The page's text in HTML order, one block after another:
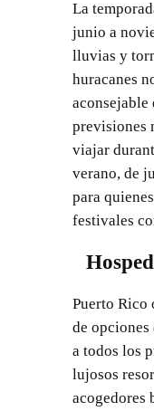
La
junio a
lluvias y
huracanes
aconsejable
previsiones
viajar
verano, de
para
festivales
Puerto Rico
de opciones
a todos los
lujosos
acogedores